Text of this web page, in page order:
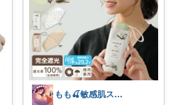
もも🍒敏感肌スキンケア⌇猫ちゃんと一緒